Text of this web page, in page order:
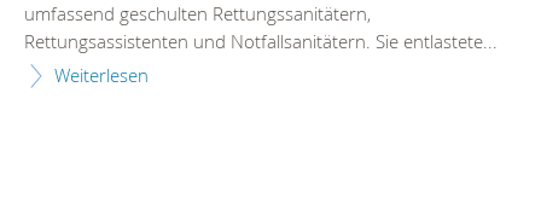
umfassend geschulten Rettungssanitätern,
Rettungsassistenten und Notfallsanitätern. Sie entlastete...
Weiterlesen